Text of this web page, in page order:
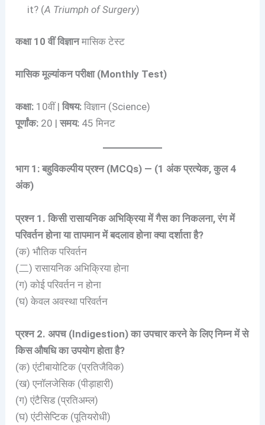
it? (A Triumph of Surgery)
कक्षा 10 वीं विज्ञानमासिक टेस्ट
मासिक मूल्यांकन परीक्षा (Monthly Test)
कक्षा: 10वीं |विषय: विज्ञान (Science)
पूर्णांक: 20 |समय: 45 मिनट
भाग 1: बहुविकल्पीय प्रश्न (MCQs) — (1 अंक प्रत्येक, कुल 4
अंक)
प्रश्न 1. किसी रासायनिक अभिक्रिया में गैस का निकलना, रंग में
परिवर्तन होना या तापमान में बदलाव होना क्या दर्शाता है?
(क) भौतिक परिवर्तन
(二) रासायनिक अभिक्रिया होना
(ग) कोई परिवर्तन न होना
(घ) केवल अवस्था परिवर्तन
प्रश्न 2. अपच (Indigestion) का उपचार करने के लिए निम्न में से
किस औषधि का उपयोग होता है?
(क) एंटीबायोटिक (प्रतिजैविक)
(ख) एनॉलजेसिक (पीड़ाहारी)
(ग) एंटैसिड (प्रतिअम्ल)
(घ) एंटीसेप्टिक (पूतियरोधी)